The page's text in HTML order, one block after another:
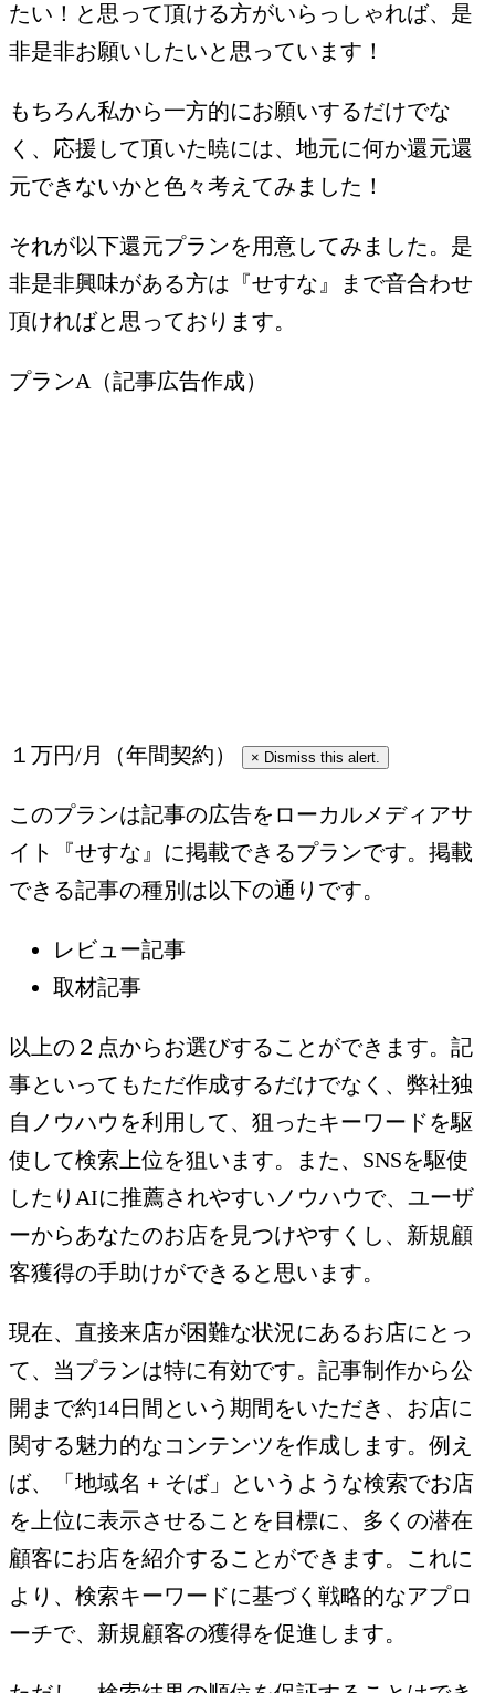
たい！と思って頂ける方がいらっしゃれば、是
非是非お願いしたいと思っています！
もちろん私から一方的にお願いするだけでな
く、応援して頂いた暁には、地元に何か還元還
元できないかと色々考えてみました！
それが以下還元プランを用意してみました。是
非是非興味がある方は『せすな』まで音合わせ
頂ければと思っております。
プランA（記事広告作成）
１万円/月（年間契約） × Dismiss this alert.
このプランは記事の広告をローカルメディアサ
イト『せすな』に掲載できるプランです。掲載
できる記事の種別は以下の通りです。
レビュー記事
取材記事
以上の２点からお選びすることができます。記
事といってもただ作成するだけでなく、弊社独
自ノウハウを利用して、狙ったキーワードを駆
使して検索上位を狙います。また、SNSを駆使
したりAIに推薦されやすいノウハウで、ユーザ
ーからあなたのお店を見つけやすくし、新規顧
客獲得の手助けができると思います。
現在、直接来店が困難な状況にあるお店にとっ
て、当プランは特に有効です。記事制作から公
開まで約14日間という期間をいただき、お店に
関する魅力的なコンテンツを作成します。例え
ば、「地域名 + そば」というような検索でお店
を上位に表示させることを目標に、多くの潜在
顧客にお店を紹介することができます。これに
より、検索キーワードに基づく戦略的なアプロ
ーチで、新規顧客の獲得を促進します。